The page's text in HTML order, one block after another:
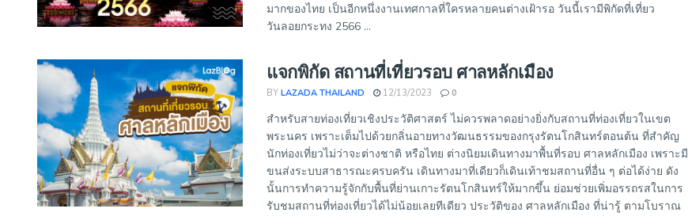
มากของไทย เป็นอีกหนึ่งงานเทศกาลที่ใครหลายคนต่างเฝ้ารอ วันนี้เรามีพิกัดที่เที่ยว
วันลอยกระทง 2566 ...
แจกพิกัด สถานที่เที่ยวรอบ ศาลหลักเมือง
BY LAZADA THAILAND 12/13/2023 0
สำหรับสายท่องเที่ยวเชิงประวัติศาสตร์ ไม่ควรพลาดอย่างยิ่งกับสถานที่ท่องเที่ยวในเขต
พระนคร เพราะเต็มไปด้วยกลิ่นอายทางวัฒนธรรมของกรุงรัตนโกสินทร์ตอนต้น ที่สำคัญ
นักท่องเที่ยวไม่ว่าจะต่างชาติ หรือไทย ต่างนิยมเดินทางมาพื้นที่รอบ ศาลหลักเมือง เพราะมี
ขนส่งระบบสาธารณะครบครัน เดินทางมาที่เดียวก็เดินเท้าชมสถานที่อื่น ๆ ต่อได้ง่าย ดัง
นั้นการทำความรู้จักกับพื้นที่ย่านเกาะรัตนโกสินทร์ให้มากขึ้น ย่อมช่วยเพิ่มอรรถรสในการ
รับชมสถานที่ท่องเที่ยวได้ไม่น้อยเลยทีเดียว ประวัติของ ศาลหลักเมือง ที่น่ารู้ ตามโบราณ